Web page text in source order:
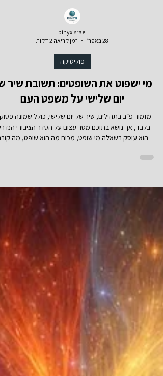
binyxisrael
זמן קריאה 2 דקות
פוליטיקה
מי ישפוט את השופטים: תשובת שיר
יום שלישי על משפט העם
מזמור פ״ב בתהילים, שיר של יום שלישי, כולל שמונה
הוא עוסק בשאלה מי שופט, מכוח מה הוא שופט, מה
כשהמשפט מתקלקל, ומתי הציבור עצמו נקרא
יִשְׁפֹּט” (פסוק א׳). כבר כאן צריך לזכור שהמילה
בתנ״ך היא דו משמעותית. לעיתים היא נאמרת על הקדוש
הוא, ולעיתים על דיינים. כך נאמר: “וְהִגִּישׁוֹ אֲדֹנָיו אֶל
(שמות כ״א, ו׳), וכן “אִ